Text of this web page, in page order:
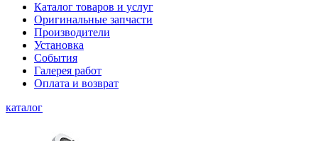
Каталог товаров и услуг
Оригинальные запчасти
Производители
Установка
События
Галерея работ
Оплата и возврат
каталог